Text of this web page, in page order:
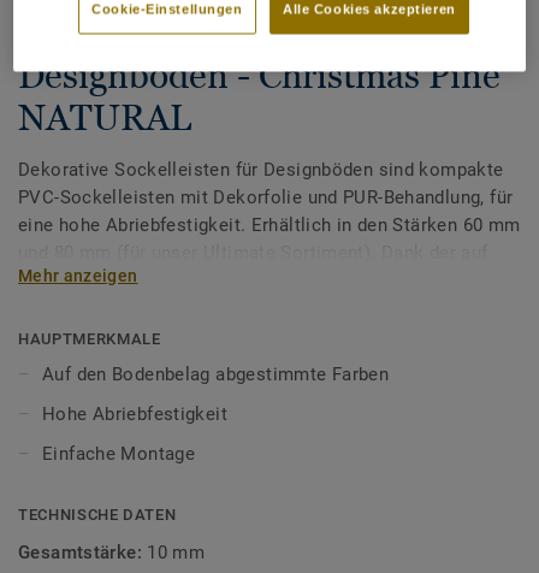
Dekorative Sockelleisten für
Designböden - Christmas Pine
NATURAL
Dekorative Sockelleisten für Designböden sind kompakte
PVC-Sockelleisten mit Dekorfolie und PUR-Behandlung, für
eine hohe Abriebfestigkeit. Erhältlich in den Stärken 60 mm
unsere Designböden abgestimmten Farben sorgen Sie für
Mehr anzeigen
HAUPTMERKMALE
Auf den Bodenbelag abgestimmte Farben
Hohe Abriebfestigkeit
Einfache Montage
TECHNISCHE DATEN
Gesamtstärke: 10 mm
Alle Cookies akzeptieren
Cookie-Einstellungen